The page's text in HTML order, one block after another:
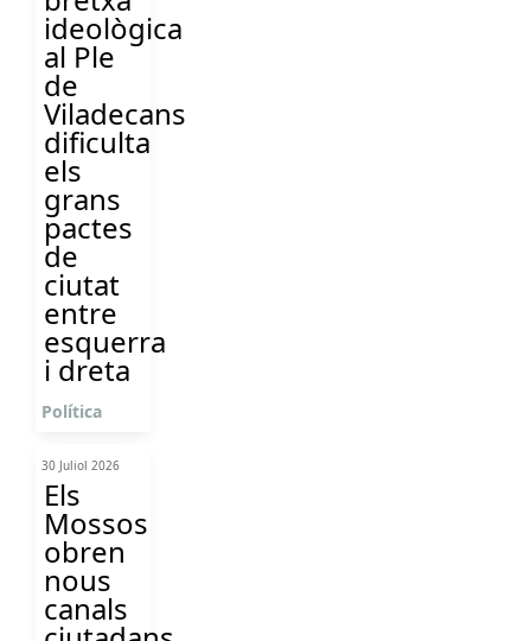
ideològica
al Ple
de
Viladecans
dificulta
els
grans
pactes
de
ciutat
entre
esquerra
i dreta
Política
30 Juliol 2026
Els
Mossos
obren
nous
canals